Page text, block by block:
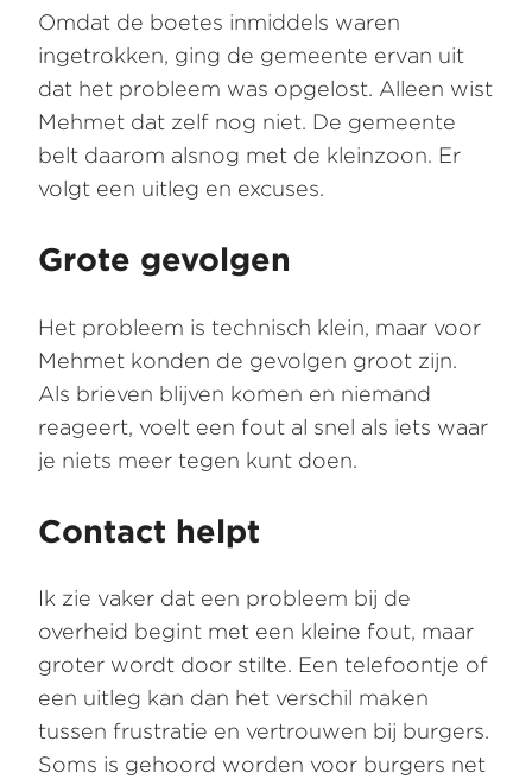
Omdat de boetes inmiddels waren
ingetrokken, ging de gemeente ervan uit
dat het probleem was opgelost. Alleen wist
Mehmet dat zelf nog niet. De gemeente
belt daarom alsnog met de kleinzoon. Er
volgt een uitleg en excuses.
Grote gevolgen
Het probleem is technisch klein, maar voor
Mehmet konden de gevolgen groot zijn.
Als brieven blijven komen en niemand
reageert, voelt een fout al snel als iets waar
je niets meer tegen kunt doen.
Contact helpt
Ik zie vaker dat een probleem bij de
overheid begint met een kleine fout, maar
groter wordt door stilte. Een telefoontje of
een uitleg kan dan het verschil maken
tussen frustratie en vertrouwen bij burgers.
Soms is gehoord worden voor burgers net